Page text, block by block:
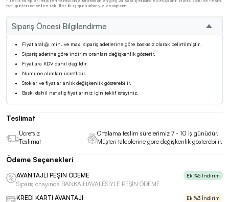
Sipariş Öncesi Bilgilendirme
Fiyat aralığı min. ve max. sipariş adetlerine göre baskısız olarak belirtilmiştir.
Sipariş adetine göre indirim oranları değişkenlik gösterir.
Fiyatlara KDV dahil değildir.
Numune alımları ücretlidir.
Stoklar ve fiyatlar anlık değişkenlik gösterebilir.
Baskı dahil net alış fiyatlarınız için teklif isteyiniz.
tatil günleri istenilen teklifler ilk iş günü itibariyle cevaplanır.
Teslimat
Ücretsiz
Teslimat
Ortalama teslim sürelerimiz 7 - 10 iş günüdür.
Müşteri taleplerine göre değişkenlik gösterebilir.
Ödeme Seçenekleri
AVANTAJLI PEŞİN ÖDEME Ek %5 İndirim
Sipariş onayında BANKA HAVALESİYLE PEŞİN ÖDEME
KREDİ KARTI AVANTAJI
Ek %3 İndirim